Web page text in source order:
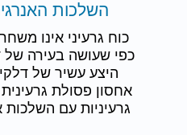
17.4: השלכות
כוח גרעיני אינו
כפי שעושה בעירה של
היצע עשיר של
אחסון פסולת
גרעיניות עם